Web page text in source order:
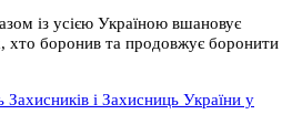
із усією Україною вшановує
хто боронив та продовжує боронити
Захисників і Захисниць України у